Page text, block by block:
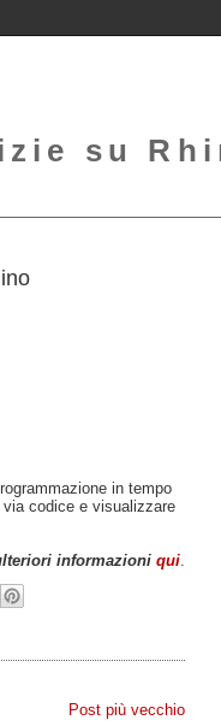
su
in tempo
codice e visualizzare
informazioni qui.
Post più vecchio